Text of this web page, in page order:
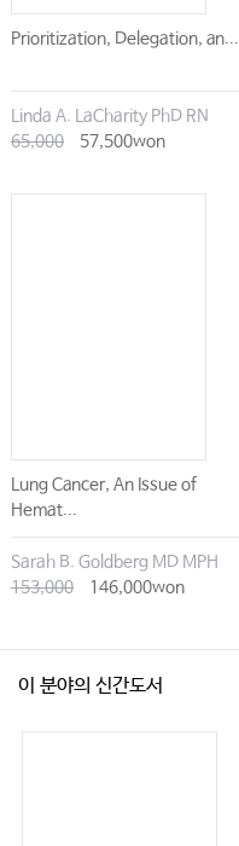
Prioritization, Delegation, an...
Linda A. LaCharity PhD RN
65,000
57,500won
Lung Cancer, An Issue of
Hemat...
Sarah B. Goldberg MD MPH
153,000
146,000won
이 분야의 신간도서